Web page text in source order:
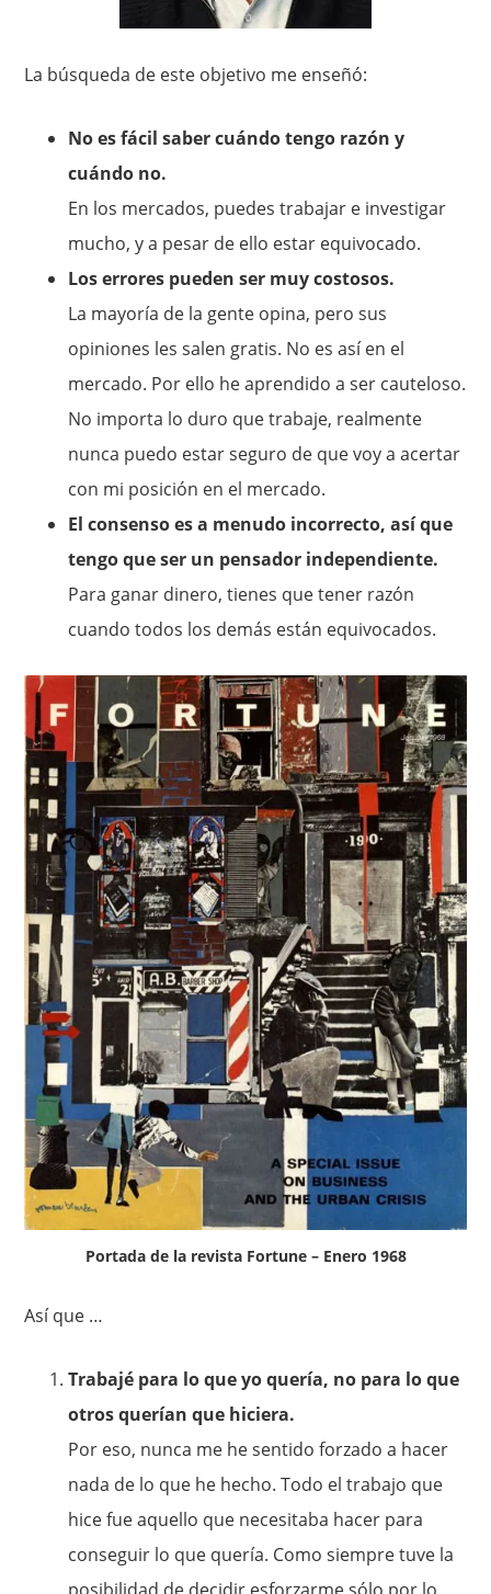
La búsqueda de este objetivo me enseñó:
No es fácil saber cuándo tengo razón y
cuándo no.
En los mercados, puedes trabajar e investigar
mucho, y a pesar de ello estar equivocado.
Los errores pueden ser muy costosos.
La mayoría de la gente opina, pero sus
opiniones les salen gratis. No es así en el
mercado. Por ello he aprendido a ser cauteloso.
No importa lo duro que trabaje, realmente
nunca puedo estar seguro de que voy a acertar
con mi posición en el mercado.
El consenso es a menudo incorrecto, así que
tengo que ser un pensador independiente.
Para ganar dinero, tienes que tener razón
cuando todos los demás están equivocados.
Portada de la revista Fortune – Enero 1968
Así que …
Trabajé para lo que yo quería, no para lo que
otros querían que hiciera.
Por eso, nunca me he sentido forzado a hacer
nada de lo que he hecho. Todo el trabajo que
hice fue aquello que necesitaba hacer para
conseguir lo que quería. Como siempre tuve la